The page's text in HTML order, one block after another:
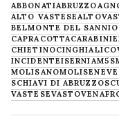
ABBONATIABRUZZO
ALTO VASTESE
BELMONTE DEL SANNIO
CAPRACOTTA
CHIETINOCINGHIALI
INCIDENTEISERNIAM5S
MOLISANOMOLISENEVE
SCHIAVI DI ABRUZZO
VASTESEVASTO